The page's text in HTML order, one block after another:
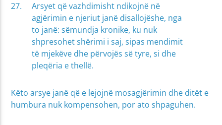
Arsyet që vazhdimisht ndikojnë në
agjërimin e njeriut janë disallojëshe, nga
to janë: sëmundja kronike, ku nuk
shpresohet shërimi i saj, sipas mendimit
të mjekëve dhe përvojës së tyre, si dhe
pleqëria e thellë.
Këto arsye janë që e lejojnë mosagjërimin dhe ditët e
humbura nuk kompensohen, por ato shpaguhen.